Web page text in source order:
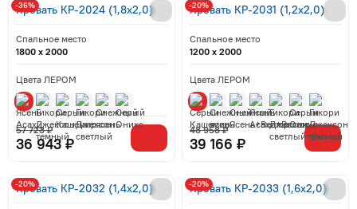
Кровать КР-2024 (1,8x2,0)
Спальное место
1800 x 2000
Цвета ЛЕРОМ
36 943 ₽
57 723 ₽
-36% Кровать КР-2031 (1,2x2,0)
Спальное место
1200 x 2000
Цвета ЛЕРОМ
39 166 ₽
48 958 ₽
-20%
Кровать КР-2032 (1,4x2,0)
-20% Кровать КР-2033 (1,6x2,0)
-20%